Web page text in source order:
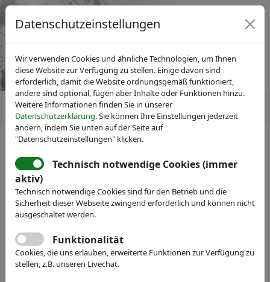
IVAM Fachverband für Mikrotechnik
Pressemitteilungen
Mikrotechnik trifft Medizin –
auf der 9. MST-
Regionalkonferenz NRW in
Dortmund
Datenschutzeinstellungen
Wir verwenden Cookies und ähnliche Technologien, um Ihnen
diese Website zur Verfügung zu stellen. Einige davon sind
erforderlich, damit die Website ordnungsgemäß funktioniert,
andere sind optional, fügen aber Inhalte oder Funktionen hinzu.
Weitere Informationen finden Sie in unserer
Datenschutzerklärung. Sie können Ihre Einstellungen jederzeit
ändern, indem Sie unten auf der Seite auf
"Datenschutzeinstellungen" klicken.
Technisch notwendige Cookies (immer
aktiv)
Technisch notwendige Cookies sind für den Betrieb und die
Sicherheit dieser Webseite zwingend erforderlich und können nicht
ausgeschaltet werden.
Funktionalität
Cookies, die uns erlauben, erweiterte Funktionen zur Verfügung zu
stellen, z.B. unseren Livechat.